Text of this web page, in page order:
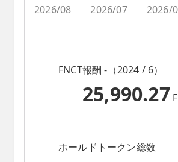
2026/08 2026/07 2026/
FNCT報酬 -（2024 / 6）
25,990.27
ホールドトークン総数